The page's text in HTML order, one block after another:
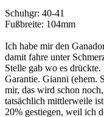
Schuhgr: 40-41
Fußbreite: 104mm
Ich habe mir den
damit fahre unter
Stelle gab wo es
Garantie. Gianni (ehem.
mir, das wird schon
tatsächlich mittlerweile
20% gestiegen, weil ich